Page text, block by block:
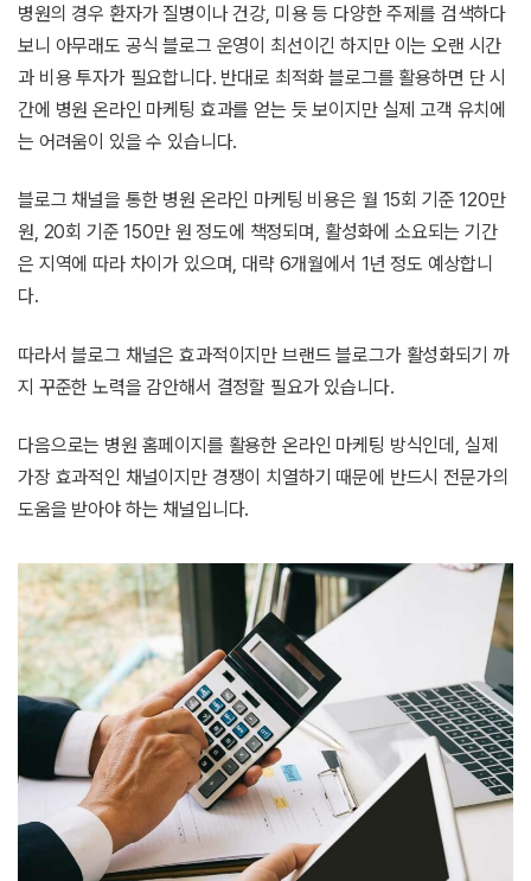
병원의 경우 환자가 질병이나 건강, 미용 등 다양한 주제를 검색하다
보니 아무래도 공식 블로그 운영이 최선이긴 하지만 이는 오랜 시간
과 비용 투자가 필요합니다. 반대로 최적화 블로그를 활용하면 단 시
간에 병원 온라인 마케팅 효과를 얻는 듯 보이지만 실제 고객 유치에
는 어려움이 있을 수 있습니다.
블로그 채널을 통한 병원 온라인 마케팅 비용은 월 15회 기준 120만
원, 20회 기준 150만 원 정도에 책정되며, 활성화에 소요되는 기간
은 지역에 따라 차이가 있으며, 대략 6개월에서 1년 정도 예상합니
다.
따라서 블로그 채널은 효과적이지만 브랜드 블로그가 활성화되기 까
지 꾸준한 노력을 감안해서 결정할 필요가 있습니다.
다음으로는 병원 홈페이지를 활용한 온라인 마케팅 방식인데, 실제
가장 효과적인 채널이지만 경쟁이 치열하기 때문에 반드시 전문가의
도움을 받아야 하는 채널입니다.